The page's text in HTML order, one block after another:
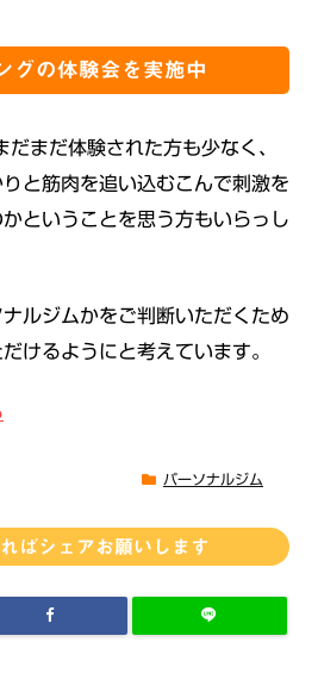
グの体験会を実施中
まだ体験された方も少なく、
と筋肉を追い込むこんで刺激を
ということを思う方もいらっし
ルジムかをご判断いただくため
けるようにと考えています。
パーソナルジム
ばシェアお願いします